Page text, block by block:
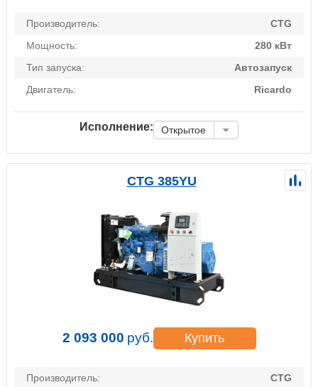
Производитель:
CTG
Мощность:
280 кВт
Тип запуска:
Автозапуск
Двигатель:
Ricardo
Исполнение: Открытое
CTG 385YU
2 093 000 руб. Купить
Производитель:
CTG